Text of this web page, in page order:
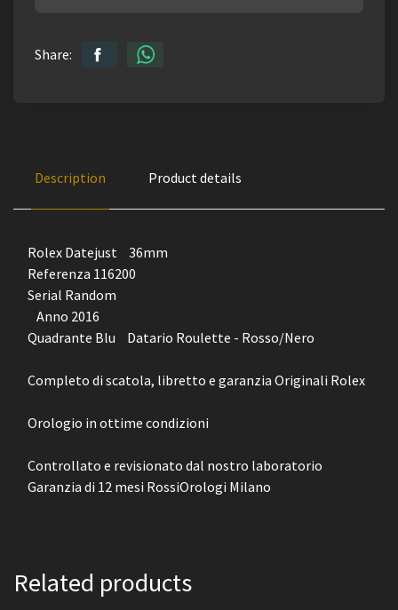
Share:
Description Product details
Rolex Datejust 36mm
Referenza 116200
Serial Random
Anno 2016
Quadrante Blu Datario Roulette - Rosso/Nero
Completo di scatola, libretto e garanzia Originali Rolex
Orologio in ottime condizioni
Controllato e revisionato dal nostro laboratorio
Garanzia di 12 mesi RossiOrologi Milano
Related products